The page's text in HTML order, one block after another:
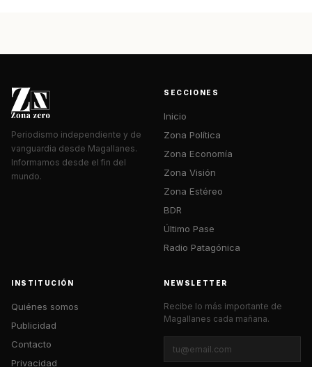
Periodismo independiente y de
vanguardia desde Magallanes.
Informamos desde el fin del
mundo.
SECCIONES
Inicio
Zona Política
Zona Economía
Zona Visión
Zona Estéreo
BDR
Último Pase
Radio Patagónica
INSTITUCIÓN
Quiénes somos
Publicidad
Contacto
Privacidad
NEWSLETTER
Recibe lo más importante de
Magallanes cada mañana.